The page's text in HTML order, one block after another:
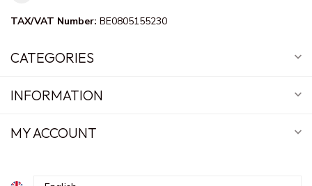
TAX/VAT Number: BE0805155230
CATEGORIES
INFORMATION
MY ACCOUNT